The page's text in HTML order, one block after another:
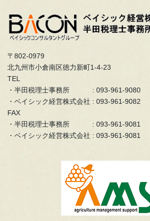
〒802-0979
北九州市小倉南区徳力新町1-4-23
TEL
・半田税理士事務所 : 093-961-9080
・ベイシック経営株式会社 : 093-961-9082
FAX
・半田税理士事務所 : 093-961-9081
・ベイシック経営株式会社 : 093-961-9081